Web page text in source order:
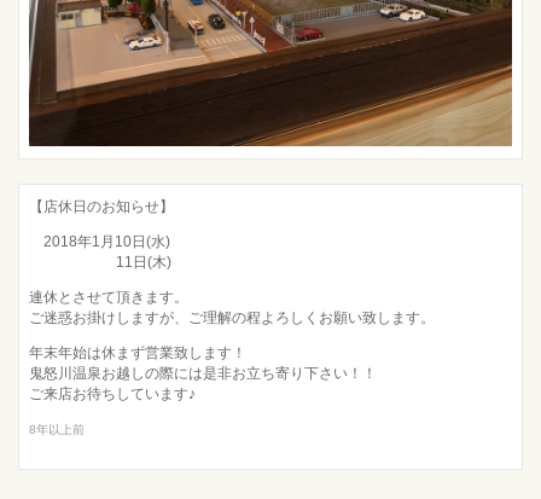
【店休日のお知らせ】
2018年1月10日(水)
11日(木)
連休とさせて頂きます。
ご迷惑お掛けしますが、ご理解の程よろしくお願い致します。
年末年始は休まず営業致します！
鬼怒川温泉お越しの際には是非お立ち寄り下さい！！
ご来店お待ちしています♪
8年以上前